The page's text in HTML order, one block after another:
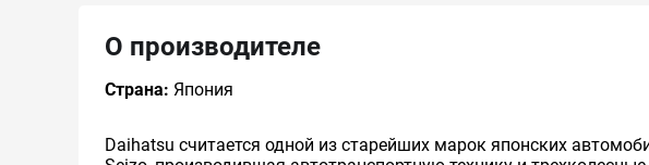
О производителе
Страна: Япония
Daihatsu считается одной из старейших марок японских